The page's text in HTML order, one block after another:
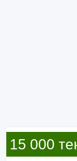
15 000